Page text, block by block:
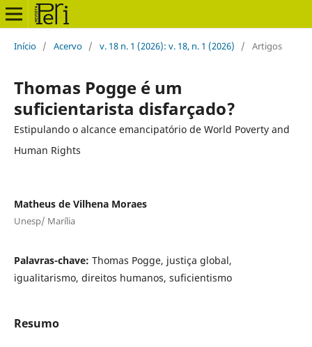
Início / Acervo / v. 18 n. 1 (2026): v. 18, n. 1 (2026) / Artigos
Thomas Pogge é um
suficientarista disfarçado?
Estipulando o alcance emancipatório de World Poverty and
Human Rights
Matheus de Vilhena Moraes
Unesp/ Marília
Palavras-chave: Thomas Pogge, justiça global,
igualitarismo, direitos humanos, suficientismo
Resumo